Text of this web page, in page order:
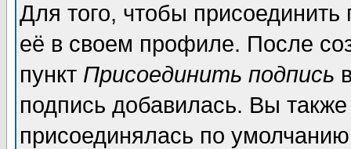
Для того, чтобы
её в своем профиле. После
пункт Присоединить подпись
подпись добавилась. Вы
присоединялась по